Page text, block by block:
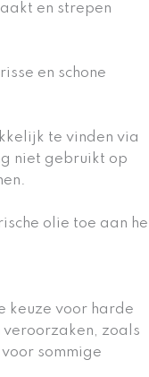
en strepen
en schone
te vinden via
niet gebruikt op
olie toe aan
keuze voor harde
veroorzaken, zoals
sommige